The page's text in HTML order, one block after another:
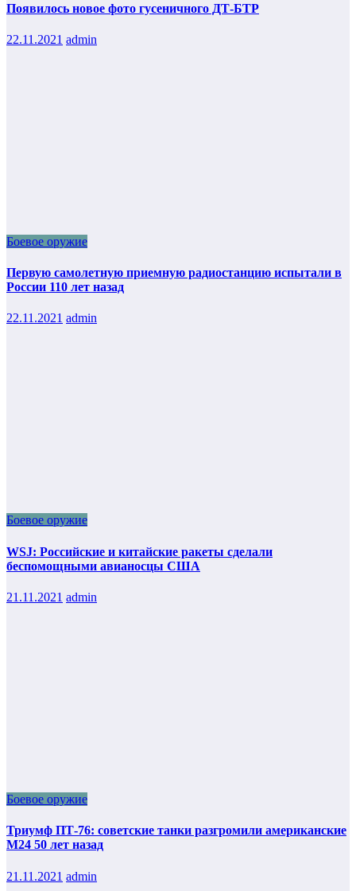
Появилось новое фото гусеничного ДТ-БТР
22.11.2021 admin
Боевое оружие
Первую самолетную приемную радиостанцию испытали в
России 110 лет назад
22.11.2021 admin
Боевое оружие
WSJ: Российские и китайские ракеты сделали
беспомощными авианосцы США
21.11.2021 admin
Боевое оружие
Триумф ПТ-76: советские танки разгромили американские
М24 50 лет назад
21.11.2021 admin